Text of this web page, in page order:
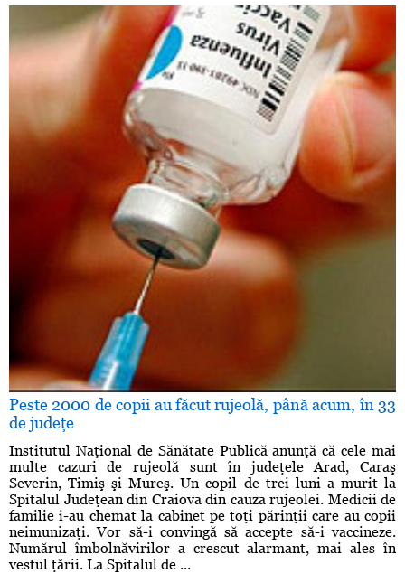
Peste 2000 de copii au făcut rujeolă, până acum, în 33
de judeţe
Institutul Naţional de Sănătate Publică anunţă că cele mai
multe cazuri de rujeolă sunt în judeţele Arad, Caraş
Severin, Timiş şi Mureş. Un copil de trei luni a murit la
Spitalul Judeţean din Craiova din cauza rujeolei. Medicii de
familie i-au chemat la cabinet pe toţi părinţii care au copii
neimunizaţi. Vor să-i convingă să accepte să-i vaccineze.
Numărul îmbolnăvirilor a crescut alarmant, mai ales în
vestul ţării. La Spitalul de ...